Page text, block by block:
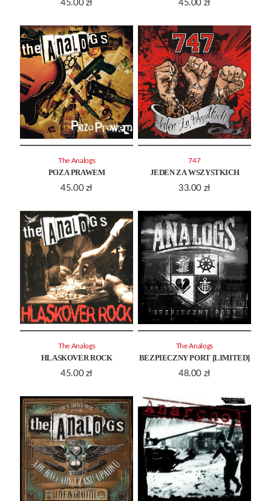
45.00 zł
45.00 zł
POZA PRAWEM
45.00 zł
The Analogs
JEDEN ZA WSZYSTKICH
33.00 zł
747
HLASKOVER ROCK
45.00 zł
The Analogs
BEZPIECZNY PORT [LIMITED]
48.00 zł
The Analogs